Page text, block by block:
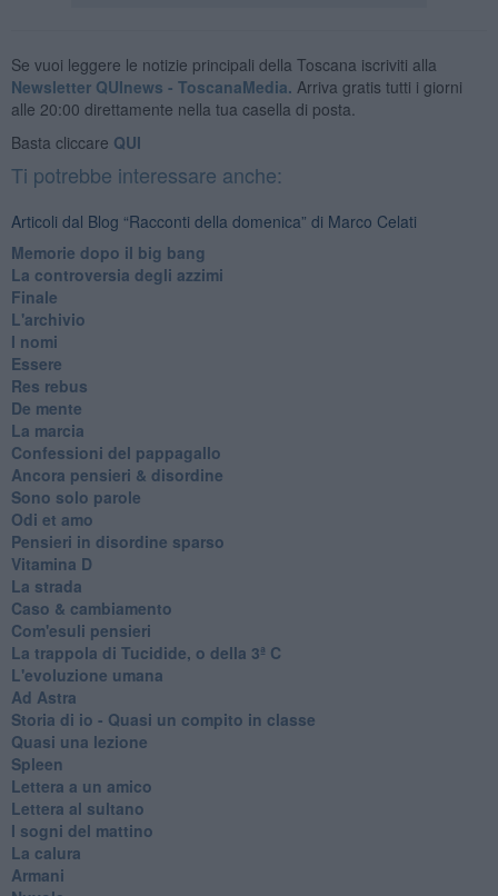
Se vuoi leggere le notizie principali della Toscana iscriviti alla
Newsletter QUInews - ToscanaMedia. Arriva gratis tutti i giorni
alle 20:00 direttamente nella tua casella di posta.
Basta cliccare QUI
Ti potrebbe interessare anche:
Articoli dal Blog “Racconti della domenica” di Marco Celati
Memorie dopo il big bang
La controversia degli azzimi
Finale
L'archivio
I nomi
Essere
Res rebus
De mente
La marcia
Confessioni del pappagallo
Ancora pensieri & disordine
Sono solo parole
Odi et amo
Pensieri in disordine sparso
Vitamina D
La strada
Caso & cambiamento
Com'esuli pensieri
La trappola di Tucidide, o della 3ª C
L'evoluzione umana
Ad Astra
Storia di io - Quasi un compito in classe
Quasi una lezione
Spleen
Lettera a un amico
Lettera al sultano
I sogni del mattino
La calura
Armani